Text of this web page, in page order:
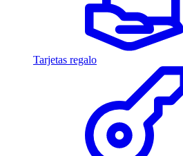
Tarjetas regalo